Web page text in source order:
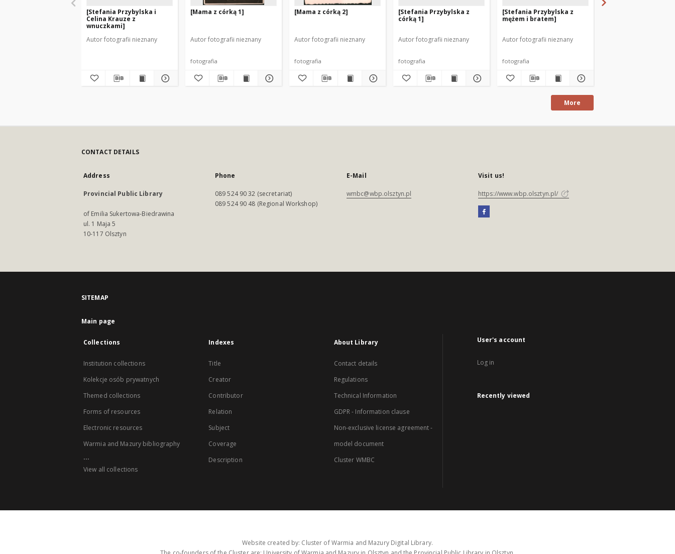
[Stefania Przybylska i
Celina Krauze z
wnuczkami]
Autor fotografii nieznany
[Mama z córką 1]
Autor fotografii nieznany
fotografia
[Mama z córką 2]
Autor fotografii nieznany
fotografia
[Stefania Przybylska z
córką 1]
Autor fotografii nieznany
fotografia
[Stefania Przybylska z
mężem i bratem]
Autor fotografii nieznany
fotografia
More
CONTACT DETAILS
Address
Provincial Public Library
of Emilia Sukertowa-Biedrawina
ul. 1 Maja 5
10-117 Olsztyn
Phone
089 524 90 32 (secretariat)
089 524 90 48 (Regional Workshop)
E-Mail
wmbc@wbp.olsztyn.pl
Visit us!
https://www.wbp.olsztyn.pl/
SITEMAP
Main page
Collections
Institution collections
Kolekcje osób prywatnych
Themed collections
Forms of resources
Electronic resources
Warmia and Mazury bibliography
...
View all collections
Indexes
Title
Creator
Contributor
Relation
Subject
Coverage
Description
About Library
Contact details
Regulations
Technical Information
GDPR - Information clause
Non-exclusive license agreement -
model document
Cluster WMBC
User's account
Log in
Recently viewed
Website created by: Cluster of Warmia and Mazury Digital Library.